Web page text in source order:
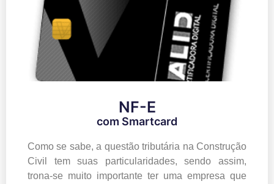
NF-E
com Smartcard
Como se sabe, a questão tributária na Construção
Civil tem suas particularidades, sendo assim,
trona-se muito importante ter uma empresa que